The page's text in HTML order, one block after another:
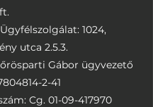
1024,
utca 2.5.3.
Gábor ügyvezető
2-41
Cg. 01-09-417970